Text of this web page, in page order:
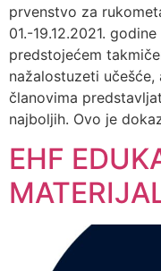
prvenstvo za
01.-19.12.2021.
predstojećem
nažalostuzeti učešće,
članovima
najboljih. Ovo je
EHF